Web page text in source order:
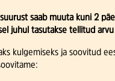
suurust saab muuta kuni 2
juhul tasutakse tellitud
kulgemiseks ja soovitud